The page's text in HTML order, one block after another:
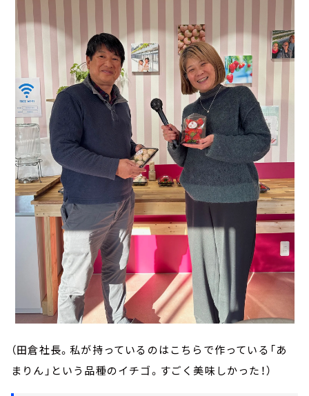
（田倉社長。私が持っているのはこちらで作っている「あ
まりん」という品種のイチゴ。すごく美味しかった！）